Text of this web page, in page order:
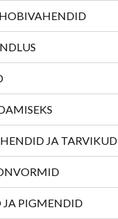
JA TARVIKUD
JA PIGMENDID